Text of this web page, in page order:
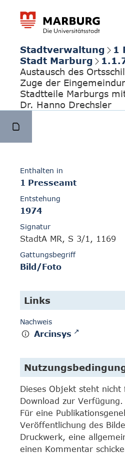
Stadtverwaltung 1
Stadt Marburg
Austausch des
Zuge der
Stadtteile Marburgs
Dr. Hanno Drechsler
Enthalten in
1 Presseamt
Entstehung
1974
Signatur
StadtA MR, S 3/1, 1169
Gattungsbegriff
Bild/Foto
Links
Nachweis
Arcinsys
Dieses Objekt steht nicht
Download zur Verfügung.
Für eine
Veröffentlichung des
Druckwerk, eine
einen Kommentar